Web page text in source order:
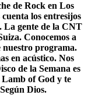
de Rock en Los
los entresijos
La gente de la CNT
Conocemos a
nuestro programa.
en acústico. Nos
de la Semana es
Lamb of God y te
Dios.